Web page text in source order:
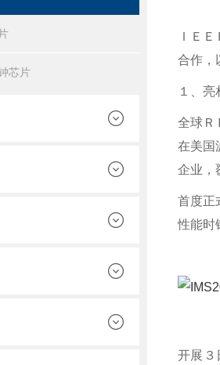
芯片
ＩＥ
合作，
１、
全球Ｒ
在美国
企业，
首度正
性能时
开展３